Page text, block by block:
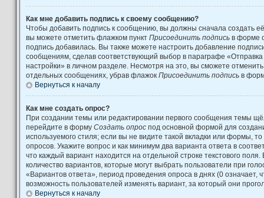
Как мне добавить подпись к своему сообщению?
Чтобы добавить подпись к сообщению, вы должны сначала создать
вы можете отметить флажком пункт Присоединить подпись в форме
подпись добавилась. Вы также можете настроить добавление
сообщениям, сделав соответствующий выбор в параграфе
настройки» в личном разделе. Несмотря на это, вы сможете
отдельных сообщениях, убрав флажок Присоединить подпись в
Вернуться к началу
Как мне создать опрос?
При создании темы или редактировании первого сообщения темы
перейдите в форму Создать опрос под основной формой для
используемого стиля; если вы не видите такой вкладки или формы,
опросов. Укажите вопрос и как минимум два варианта ответа в
что каждый вариант находится на отдельной строке текстового
количество вариантов, которые могут выбрать пользователи при
«Вариантов ответа», период проведения опроса в днях (0 означает,
возможность пользователей изменять вариант, за который они
Вернуться к началу